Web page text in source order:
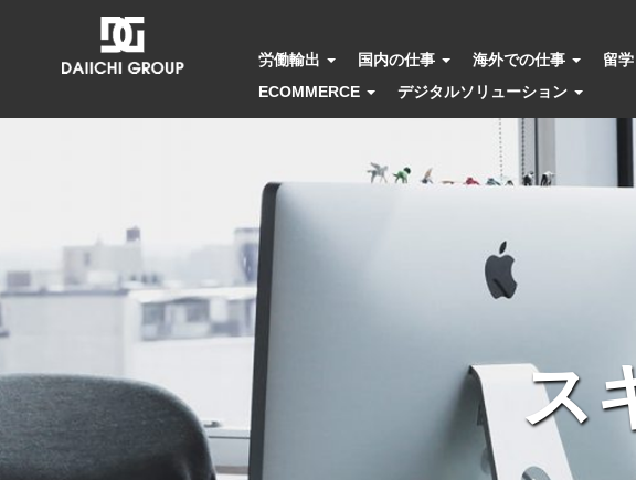
労働輸出 国内の仕事 海外での仕事 留
ECOMMERCE
デジタルソリューション
ス